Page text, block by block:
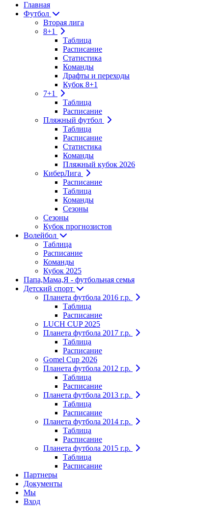
Главная
Футбол
Вторая лига
8+1
Таблица
Расписание
Статистика
Команды
Драфты и переходы
Кубок 8+1
7+1
Таблица
Расписание
Пляжный футбол
Таблица
Расписание
Статистика
Команды
Пляжный кубок 2026
КиберЛига
Расписание
Таблица
Команды
Сезоны
Сезоны
Кубок прогнозистов
Волейбол
Таблица
Расписание
Команды
Кубок 2025
Папа,Мама,Я - футбольная семья
Детский спорт
Планета футбола 2016 г.р.
Таблица
Расписание
LUCH CUP 2025
Планета футбола 2017 г.р.
Таблица
Расписание
Gomel Cup 2026
Планета футбола 2012 г.р.
Таблица
Расписание
Планета футбола 2013 г.р.
Таблица
Расписание
Планета футбола 2014 г.р.
Таблица
Расписание
Планета футбола 2015 г.р.
Таблица
Расписание
Партнеры
Документы
Мы
Вход